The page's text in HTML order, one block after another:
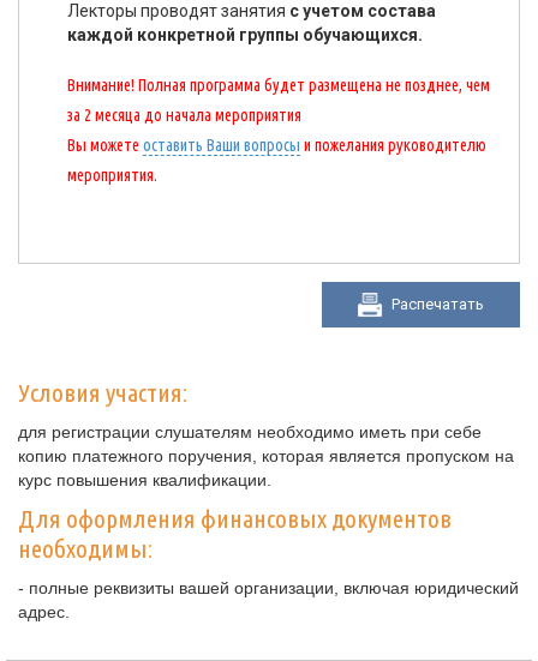
Лекторы проводят занятия с учетом состава
каждой конкретной группы обучающихся.
Внимание! Полная программа будет размещена не позднее, чем
за 2 месяца до начала мероприятия
Вы можете оставить Ваши вопросы и пожелания руководителю
мероприятия.
Распечатать
Условия участия:
для регистрации слушателям необходимо иметь при себе
копию платежного поручения, которая является пропуском на
курс повышения квалификации.
Для оформления финансовых документов
необходимы:
- полные реквизиты вашей организации, включая юридический
адрес.